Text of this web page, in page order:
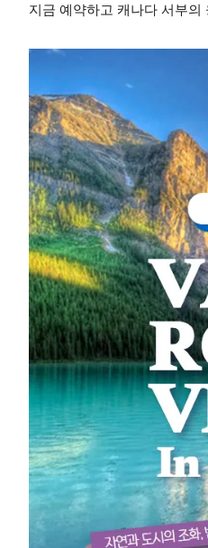
지금 예약하고 캐나다 서부